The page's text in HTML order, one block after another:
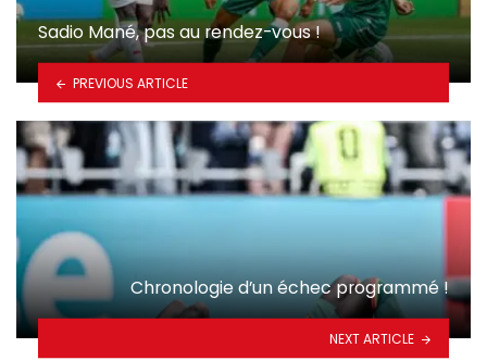
Sadio Mané, pas au rendez-vous !
PREVIOUS ARTICLE
Chronologie d’un échec programmé !
NEXT ARTICLE